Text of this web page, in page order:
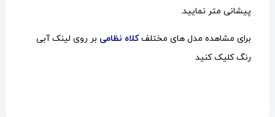
پیشانی متر نمایید.
برای مشاهده مدل های مختلفکلاه نظامی بر روی لینک آبی
رنگ کلیک کنید